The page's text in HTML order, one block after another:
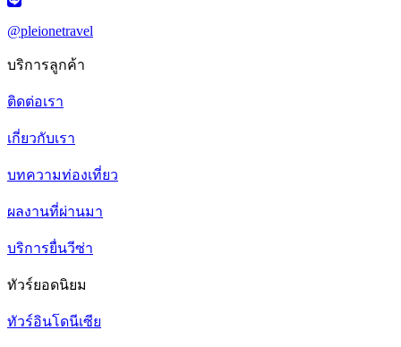
@pleionetravel
บริการลูกค้า
ติดต่อเรา
เกี่ยวกับเรา
บทความท่องเที่ยว
ผลงานที่ผ่านมา
บริการยื่นวีซ่า
ทัวร์ยอดนิยม
ทัวร์อินโดนีเซีย